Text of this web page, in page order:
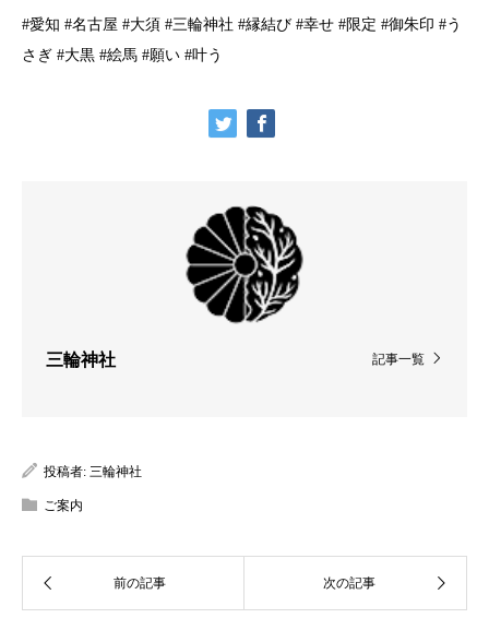
#愛知 #名古屋 #大須 #三輪神社 #縁結び #幸せ #限定 #御朱印 #う
さぎ #大黒 #絵馬 #願い #叶う
記事一覧
三輪神社
投稿者: 三輪神社
ご案内